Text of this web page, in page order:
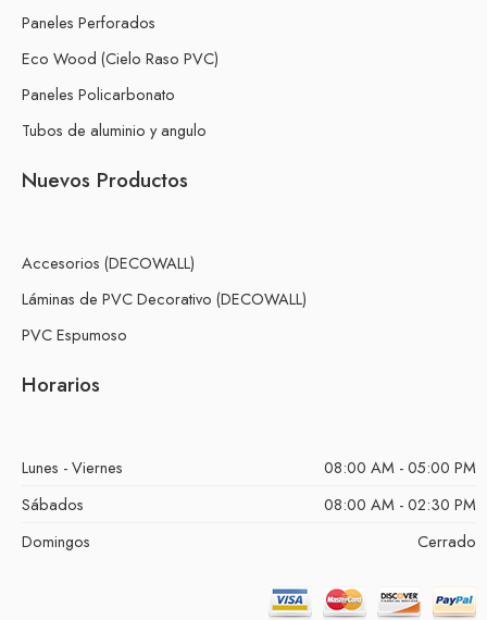
Paneles Perforados
Eco Wood (Cielo Raso PVC)
Paneles Policarbonato
Tubos de aluminio y angulo
Nuevos Productos
Accesorios (DECOWALL)
Láminas de PVC Decorativo (DECOWALL)
PVC Espumoso
Horarios
Lunes - Viernes
08:00 AM - 05:00 PM
Sábados
08:00 AM - 02:30 PM
Domingos
Cerrado